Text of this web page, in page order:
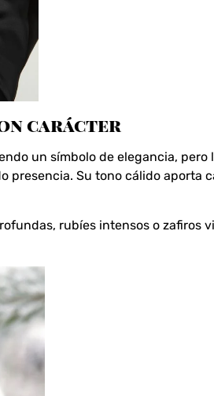
carácter
un símbolo de elegancia, pero
presencia. Su tono cálido aporta
rubíes intensos o zafiros